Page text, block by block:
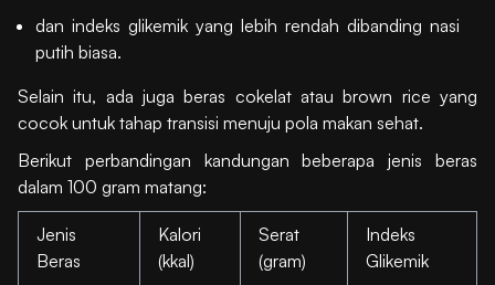
dan indeks glikemik yang lebih rendah dibanding nasi
putih biasa.
Selain itu, ada juga beras cokelat atau brown rice yang
cocok untuk tahap transisi menuju pola makan sehat.
Berikut perbandingan kandungan beberapa jenis beras
dalam 100 gram matang:
Jenis
Beras
Kalori
(kkal)
Serat
(gram)
Indeks
Glikemik